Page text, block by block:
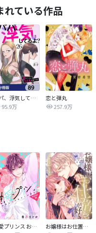
れている作品
パパ、浮気してるよ？娘と二人でクズ夫を捨てます【分冊版】
95.9万
恋と弾丸
257.9万
熱愛プリンス お兄ちゃんはキミが好き
お嬢様はお仕置きが好き